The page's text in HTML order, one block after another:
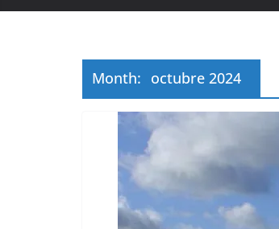
Month: octubre 2024